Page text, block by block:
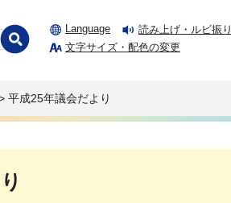
Language
読み上げ・ルビ振り
文字サイズ・配色の変更
平成25年議会だより